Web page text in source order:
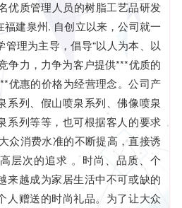
优质管理人员的树脂工艺品研发
建泉州. 自创立以来，公司就一
理为主导，倡导“以人为本、以
争力，力争为客户提供***优质的
优惠的价格为经营理念。公司产
系列、假山喷泉系列、佛像喷泉
系列等等，也可根据客人的要求
众消费水准的不断提高，直接诱
层次的追求 。时尚、品质、个
来越成为家居生活中不可或缺的
人赠送的时尚礼品。为了让大众